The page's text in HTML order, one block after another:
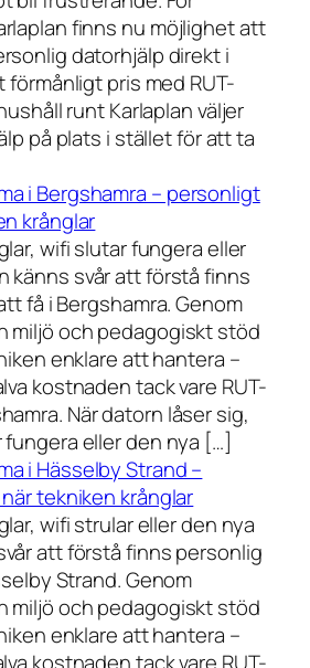
finns nu möjlighet att
datorhjälp direkt i
pris med RUT-
runt Karlaplan väljer
på plats i stället för att ta
i Bergshamra – personligt
krånglar
wifi slutar fungera eller
känns svår att förstå finns
få i Bergshamra. Genom
miljö och pedagogiskt stöd
enklare att hantera –
kostnaden tack vare RUT-
När datorn låser sig,
eller den nya […]
i Hässelby Strand –
tekniken krånglar
wifi strular eller den nya
att förstå finns personlig
Strand. Genom
miljö och pedagogiskt stöd
enklare att hantera –